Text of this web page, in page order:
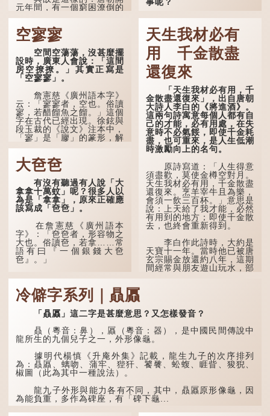
元年間，有一個窮困潦倒的
中經過一間旅店休息，碰巧
遇到一位呂姓道士，兩人暢
談甚歡。
言談間，盧姓書生感慨
自己雖貴為讀書人，但一直
未能考取功名，仍然貧困，
感到十分落泊。於是，道士
拿出一個青瓷枕頭，讓...
「不見棺材不落淚」的
原句，有說法是「不見棺材
不下淚」或「不見親棺不下
淚」，出自明朝蘭陵笑笑生
所著的《金瓶梅詞話》第九
十八回。原意是指人未親眼
見到親人棺木，便不會真正
感到悲傷；後來引申為比喻
人執迷不悟，不到徹底失
敗，便不肯罷休。
許多人對這上半句耳熟
能詳，但它其實還有下半句
——「不到黃河心不死」...
空寥寥
空間空蕩蕩，沒甚麼擺
設時，廣東人會說：「這間
房空撩撩。」其實正寫是
「空寥寥」。
詹憲慈《廣州語本字》
云：「寥寥者，空也。俗讀
寥，若醋餾魚之餾。」這個
字在古代已經出現。徐鉉與
段玉裁的《說文》注本中，
「寥」是「廫」的篆形，解
事，以「寥寥安期，虛質高
清」形容空虛無所事事。
大夿夿
有沒有聽過有人說「大
拿拿十萬蚊」呢？很多人以
為是「拿拿」，原來正確應
該寫成「夿夿」。
在詹憲慈《廣州語本
字》：「夿夿者，形容物之
大也。俗讀夿，若拿……常
語有曰『一個銀錢大夿
夿』。」
「夿」形容大，「一個
銀錢大夿夿」，就形容金錢
數量之大了。「大夿夿十萬
蚊」，就是說十萬元是一筆
大數目了。
不過，「夿」字本音讀
作「巴（bā）」，因此
「大夿夿」理應讀成「大巴
巴」。問題是，若依足本
音，...
天生我材必有
用 千金散盡
還復來
「天生我材必有用，千
金散盡還復來」，出自唐朝
大詩人李白的《將進酒》。
這兩句詩寓意每個人都有自
己的才能，必有用處，在失
意時不必氣餒，即使千金耗
盡，也可重來，是人生低潮
時激勵向上的名句。
原詩寫道：「人生得意
須盡歡，莫使金樽空對月。
天生我材必有用，千金散盡
還復來。烹羊宰牛且為樂，
會須一飲三百杯。」意思是
說：上天給了我才能，必然
有用到的地方；即使千金散
去，也終會重新得到。
李白作此詩時，大約是
天寶十一年。當時他已被唐
玄宗賜金放還約八年，這期
間經常與朋友遊山玩水，部
冷僻字系列｜贔屭
「贔屭」這二字是甚麼意思？又怎樣發音？
贔（粵音：鼻），屭（粵音：器），是中國民間傳說中
龍所生的九個兒子之一，外形像龜。
據明代楊慎《升庵外集》記載，龍生九子的次序排列
為：贔屭、螭吻、蒲牢、狴犴、饕餮、蚣蝮、睚眥、狻猊、
椒圖（此為其中一種說法）。
龍九子外形與能力各有不同，其中，贔屭原形像龜，因
為能負重，多作為碑座，有「碑下龜...